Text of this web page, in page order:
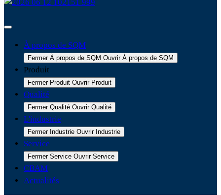
À propos de SQM
Fermer À propos de SQM Ouvrir À propos de SQM
Produit
Fermer Produit Ouvrir Produit
Qualité
Fermer Qualité Ouvrir Qualité
L'industrie
Fermer Industrie Ouvrir Industrie
Service
Fermer Service Ouvrir Service
CBAM
Actualités